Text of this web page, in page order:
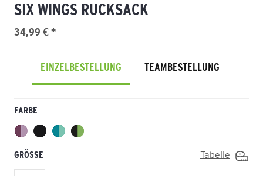
SIX WINGS RUCKSACK
34,99 € *
EINZELBESTELLUNG TEAMBESTELLUNG
FARBE
GRÖSSE Tabelle